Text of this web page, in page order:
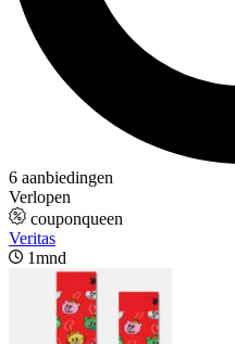
6 aanbiedingen
Verlopen
couponqueen
Veritas
1mnd